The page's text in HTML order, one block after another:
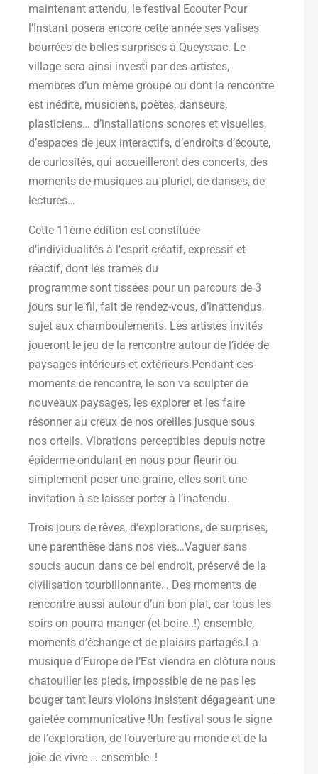
maintenant attendu, le festival Ecouter Pour
l’Instant posera encore cette année ses valises
bourrées de belles surprises à Queyssac. Le
village sera ainsi investi par des artistes,
membres d’un même groupe ou dont la rencontre
est inédite, musiciens, poètes, danseurs,
plasticiens… d’installations sonores et visuelles,
d’espaces de jeux interactifs, d’endroits d’écoute,
de curiosités, qui accueilleront des concerts, des
moments de musiques au pluriel, de danses, de
lectures…
Cette 11ème édition est constituée
d’individualités à l’esprit créatif, expressif et
réactif, dont les trames du
programme sont tissées pour un parcours de 3
jours sur le fil, fait de rendez-vous, d’inattendus,
sujet aux chamboulements. Les artistes invités
joueront le jeu de la rencontre autour de l’idée de
paysages intérieurs et extérieurs.Pendant ces
moments de rencontre, le son va sculpter de
nouveaux paysages, les explorer et les faire
résonner au creux de nos oreilles jusque sous
nos orteils. Vibrations perceptibles depuis notre
épiderme ondulant en nous pour fleurir ou
simplement poser une graine, elles sont une
invitation à se laisser porter à l’inatendu.
Trois jours de rêves, d’explorations, de surprises,
une parenthèse dans nos vies…Vaguer sans
soucis aucun dans ce bel endroit, préservé de la
civilisation tourbillonnante… Des moments de
rencontre aussi autour d’un bon plat, car tous les
soirs on pourra manger (et boire..!) ensemble,
moments d’échange et de plaisirs partagés.La
musique d’Europe de l’Est viendra en clôture nous
chatouiller les pieds, impossible de ne pas les
bouger tant leurs violons insistent dégageant une
gaietée communicative !Un festival sous le signe
de l’exploration, de l’ouverture au monde et de la
joie de vivre … ensemble !